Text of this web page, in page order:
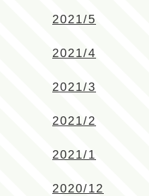
2021/5
2021/4
2021/3
2021/2
2021/1
2020/12